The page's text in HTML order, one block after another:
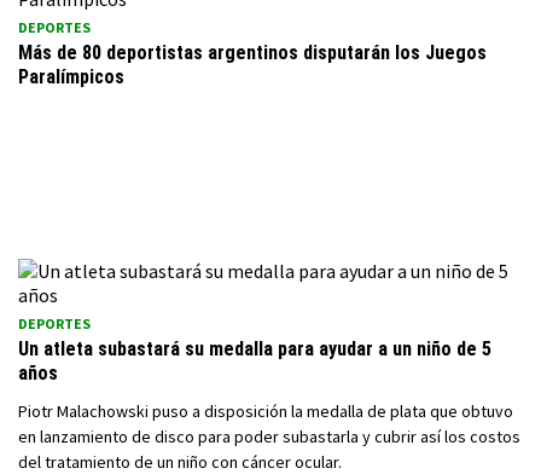
DEPORTES
Más de 80 deportistas argentinos disputarán los Juegos
Paralímpicos
DEPORTES
Un atleta subastará su medalla para ayudar a un niño de 5
años
Piotr Malachowski puso a disposición la medalla de plata que obtuvo
en lanzamiento de disco para poder subastarla y cubrir así los costos
del tratamiento de un niño con cáncer ocular.